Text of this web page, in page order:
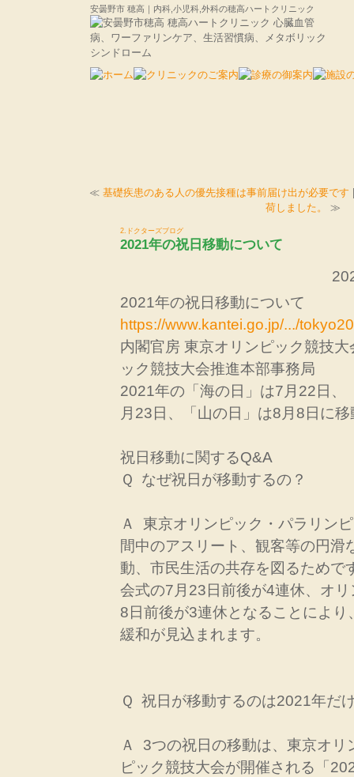
安曇野市 穂高｜内科,小児科,外科の穂高ハートクリニック
≪ 基礎疾患のある人の優先接種は事前届け出が必要です
荷しました。
≫
2.ドクターズブログ
2021年の祝日移動について
2021年の祝日移動について
https://www.kantei.go.jp/.../
内閣官房 東京オリンピック競技
ック競技大会推進本部事務局
2021年の「海の日」は7月22日、
月23日、「山の日」は8月8日に
祝日移動に関するQ&A
Ｑ なぜ祝日が移動するの？
Ａ 東京オリンピック・パラリン
間中のアスリート、観客等の円滑
動、市民生活の共存を図るためで
会式の7月23日前後が4連休、オ
8日前後が3連休となることにより
緩和が見込まれます。
Ｑ 祝日が移動するのは2021年だ
Ａ 3つの祝日の移動は、東京オリ
ピック競技大会が開催される「